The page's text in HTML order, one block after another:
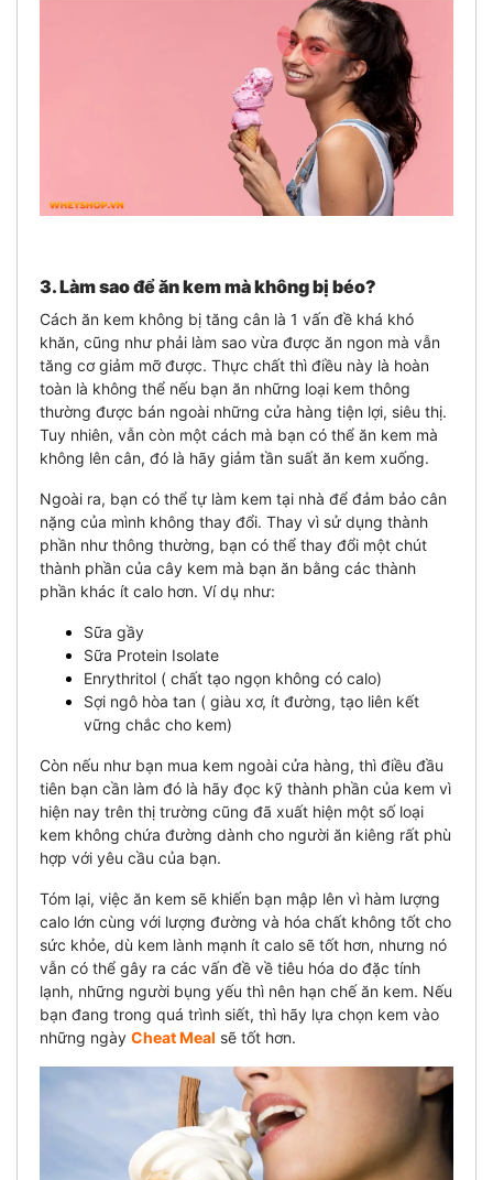
3. Làm sao để ăn kem mà không bị béo?
Cách ăn kem không bị tăng cân là 1 vấn đề khá khó
khăn, cũng như phải làm sao vừa được ăn ngon mà vẫn
tăng cơ giảm mỡ được. Thực chất thì điều này là hoàn
toàn là không thể nếu bạn ăn những loại kem thông
thường được bán ngoài những cửa hàng tiện lợi, siêu thị.
Tuy nhiên, vẫn còn một cách mà bạn có thể ăn kem mà
không lên cân, đó là hãy giảm tần suất ăn kem xuống.
Ngoài ra, bạn có thể tự làm kem tại nhà để đảm bảo cân
nặng của mình không thay đổi. Thay vì sử dụng thành
phần như thông thường, bạn có thể thay đổi một chút
thành phần của cây kem mà bạn ăn bằng các thành
phần khác ít calo hơn. Ví dụ như:
Sữa gầy
Sữa Protein Isolate
Enrythritol ( chất tạo ngọn không có calo)
Sợi ngô hòa tan ( giàu xơ, ít đường, tạo liên kết
vững chắc cho kem)
Còn nếu như bạn mua kem ngoài cửa hàng, thì điều đầu
tiên bạn cần làm đó là hãy đọc kỹ thành phần của kem vì
hiện nay trên thị trường cũng đã xuất hiện một số loại
kem không chứa đường dành cho người ăn kiêng rất phù
hợp với yêu cầu của bạn.
Tóm lại, việc ăn kem sẽ khiến bạn mập lên vì hàm lượng
calo lớn cùng với lượng đường và hóa chất không tốt cho
sức khỏe, dù kem lành mạnh ít calo sẽ tốt hơn, nhưng nó
vẫn có thể gây ra các vấn đề về tiêu hóa do đặc tính
lạnh, những người bụng yếu thì nên hạn chế ăn kem. Nếu
bạn đang trong quá trình siết, thì hãy lựa chọn kem vào
những ngày Cheat Meal sẽ tốt hơn.